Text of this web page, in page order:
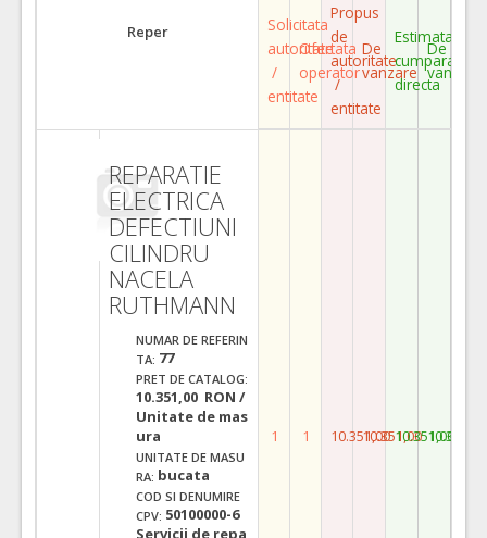
Reper
Solicitata
autoritate
/
entitate
Ofertata
operator
Propus
de
autoritate
/
entitate
De
vanzare
Estimata
cumparare
directa
De
vanzare
REPARATIE
ELECTRICA
DEFECTIUNI
CILINDRU
NACELA
RUTHMANN
NUMAR DE REFERIN
TA: 77
PRET DE CATALOG:
10.351,00 RON /
Unitate de mas
ura
UNITATE DE MASU
RA: bucata
COD SI DENUMIRE
CPV: 50100000-6
Servicii de repa
1 1 10.351,0010.351,0010.351,00